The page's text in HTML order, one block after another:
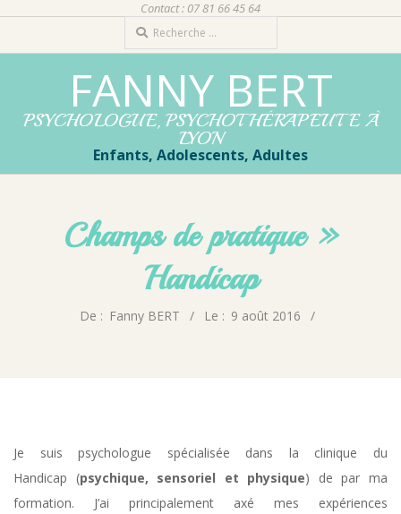
Contact : 07 81 66 45 64
Rechercher
FANNY BERT
PSYCHOLOGUE, PSYCHOTHÉRAPEUTE À
LYON
Enfants, Adolescents, Adultes
Champs de pratique »
Handicap
De : Fanny BERT Le : 9 août 2016
Je suis psychologue spécialisée dans la clinique du
Handicap (psychique, sensoriel et physique) de par ma
formation. J’ai principalement axé mes expériences